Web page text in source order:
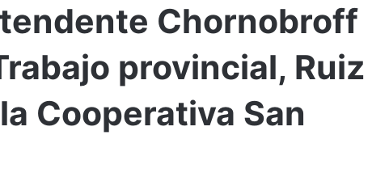
Chornobroff
provincial, Ruiz
Cooperativa San